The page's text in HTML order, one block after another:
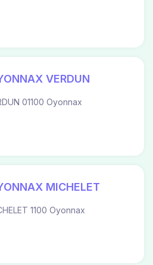
VERDUN
01100 Oyonnax
MICHELET
1100 Oyonnax